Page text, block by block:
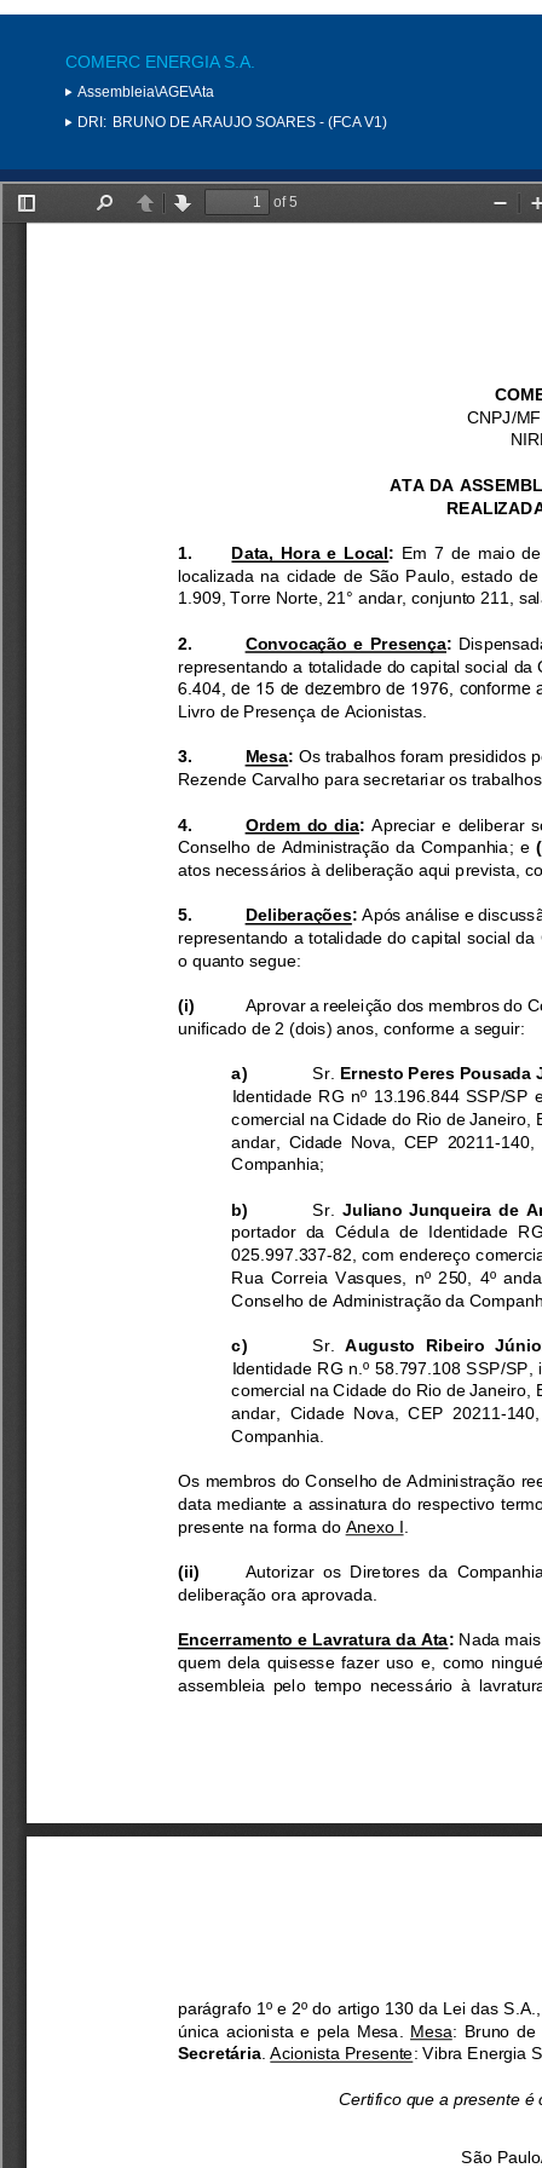
COMERC ENERGIA S.A.
Assembleia\AGE\Ata
DRI: BRUNO DE ARAUJO SOARES - (FCA V1)